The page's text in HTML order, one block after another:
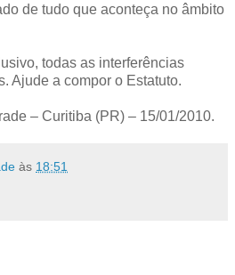
de tudo que aconteça no âmbito
todas as interferências
Ajude a compor o Estatuto.
– Curitiba (PR) – 15/01/2010.
às 18:51